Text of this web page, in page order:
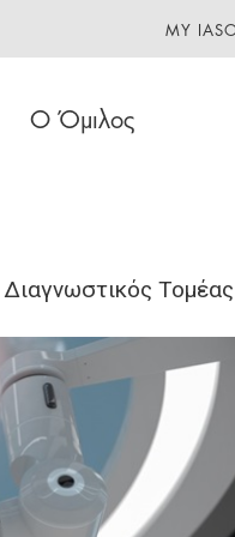
Ο Όμιλος
MY
Διαγνωστικός Τομέας